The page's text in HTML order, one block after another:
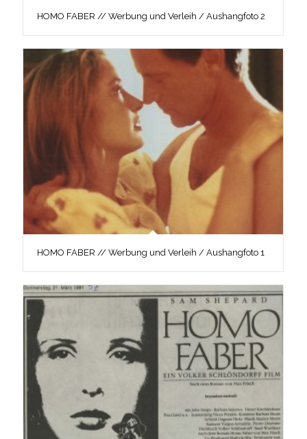
HOMO FABER // Werbung und Verleih / Aushangfoto 2
HOMO FABER // Werbung und Verleih / Aushangfoto 1